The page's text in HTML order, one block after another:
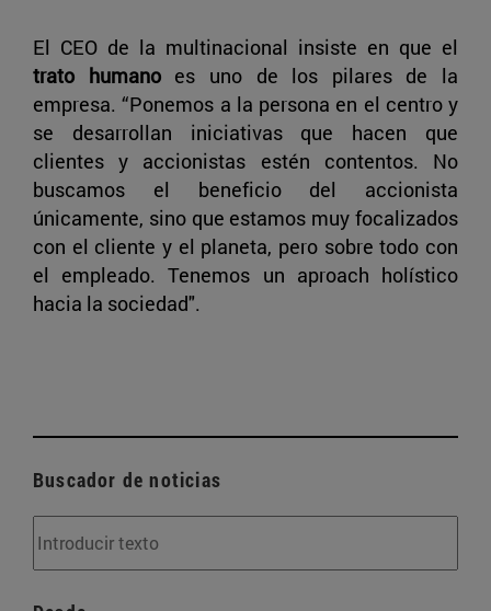
El CEO de la multinacional insiste en que el
trato humanoes uno de los pilares de la
empresa. “Ponemos a la persona en el centro y
se desarrollan iniciativas que hacen que
clientes y accionistas estén contentos. No
buscamos el beneficio del accionista
únicamente, sino que estamos muy focalizados
con el cliente y el planeta, pero sobre todo con
el empleado. Tenemos un aproach holístico
hacia la sociedad".
Buscador de noticias